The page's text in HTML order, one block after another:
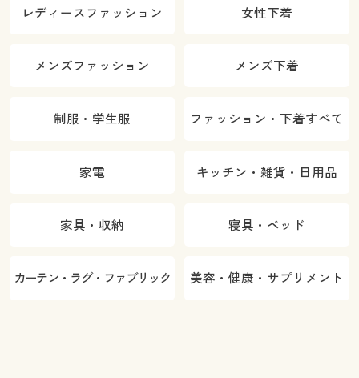
レディースファッション 女性下着
メンズファッション メンズ下着
制服・学生服 ファッション・下着すべて
家電 キッチン・雑貨・日用品
家具・収納 寝具・ベッド
カーテン・ラグ・ファブリック 美容・健康・サプリメント